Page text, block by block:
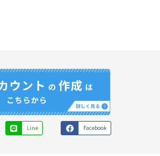
Line Facebook